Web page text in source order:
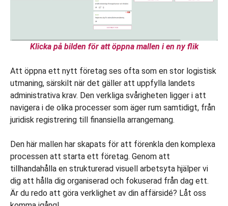
Klicka på bilden för att öppna mallen i en ny flik
Att öppna ett nytt företag ses ofta som en stor logistisk
utmaning, särskilt när det gäller att uppfylla landets
administrativa krav. Den verkliga svårigheten ligger i att
navigera i de olika processer som äger rum samtidigt, från
juridisk registrering till finansiella arrangemang.
Den här mallen har skapats för att förenkla den komplexa
processen att starta ett företag. Genom att
tillhandahålla en strukturerad visuell arbetsyta hjälper vi
dig att hålla dig organiserad och fokuserad från dag ett.
Är du redo att göra verklighet av din affärsidé? Låt oss